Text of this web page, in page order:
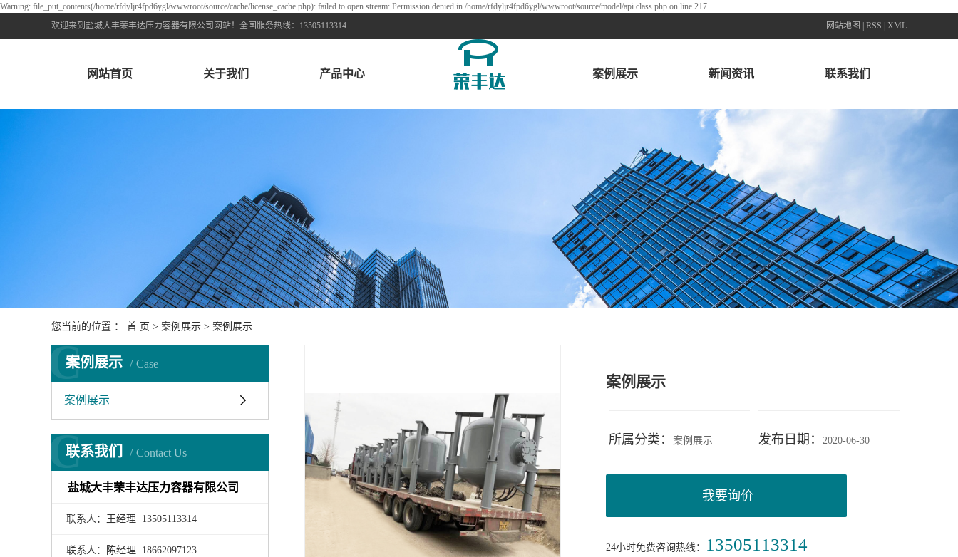
Warning: file_put_contents(/home/rfdyljr4fpd6ygl/wwwroot/source/cache/license_cache.php): failed to open stream: Permission denied in /home/rfdyljr4fpd6ygl/wwwroot/source/model/api.class.php on line 217
欢迎来到盐城大丰荣丰达压力容器有限公司网站！全国服务热线：13505113314
网站地图 RSS XML
网站首页 关于我们 产品中心 案例展示 新闻资讯
公司新闻
行业资讯
技术资讯
联系我们
您当前的位置 ： 首 页 > 案例展示 > 案例展示
案例展示 Case
C
案例展示
联系我们 Contact Us
C
盐城大丰荣丰达压力容器有限公司
联系人：王经理 13505113314
联系人：陈经理 18662097123
案例展示
所属分类： 案例展示 发布日期： 2020-06-30
我要询价
24小时免费咨询热线： 13505113314